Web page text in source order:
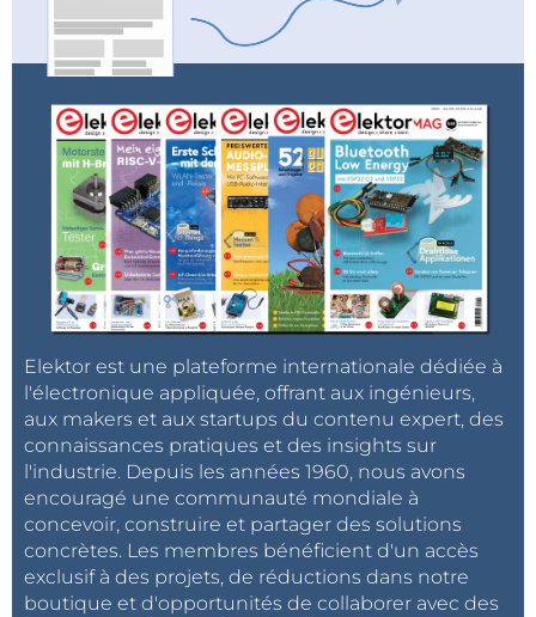
Elektor est une plateforme internationale dédiée à
l'électronique appliquée, offrant aux ingénieurs,
aux makers et aux startups du contenu expert, des
connaissances pratiques et des insights sur
l'industrie. Depuis les années 1960, nous avons
encouragé une communauté mondiale à
concevoir, construire et partager des solutions
concrètes. Les membres bénéficient d'un accès
exclusif à des projets, de réductions dans notre
boutique et d'opportunités de collaborer avec des